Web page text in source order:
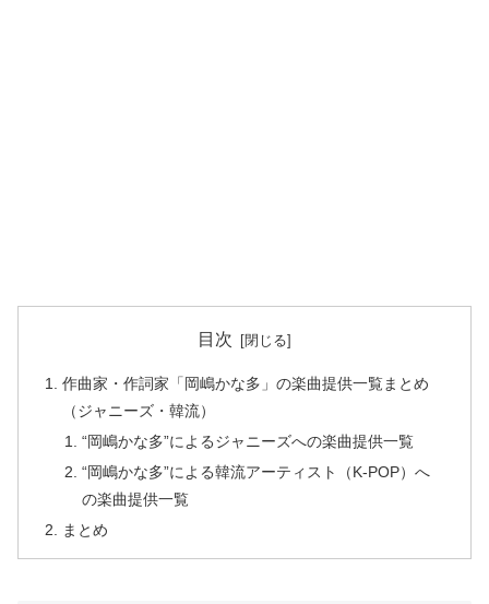
目次
作曲家・作詞家「岡嶋かな多」の楽曲提供一覧まとめ
（ジャニーズ・韓流）
“岡嶋かな多”によるジャニーズへの楽曲提供一覧
“岡嶋かな多”による韓流アーティスト（K-POP）へ
の楽曲提供一覧
まとめ